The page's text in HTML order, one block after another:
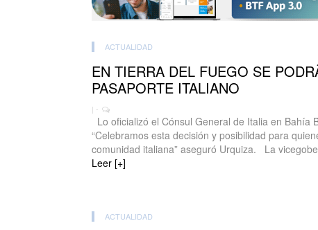
ACTUALIDAD
EN TIERRA DEL FUEGO SE
PASAPORTE ITALIANO
| -
Lo oficializó el Cónsul General de Italia en Bahía
“Celebramos esta decisión y posibilidad para
comunidad italiana” aseguró Urquiza. La
Leer [+]
ACTUALIDAD